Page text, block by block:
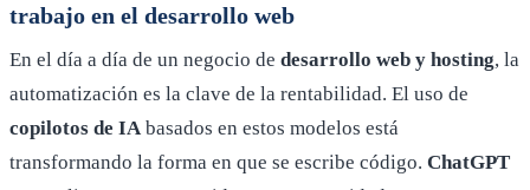
trabajo en el desarrollo web
En el día a día de un negocio de desarrollo web y hosting, la
automatización es la clave de la rentabilidad. El uso de
copilotos de IA basados en estos modelos está
transformando la forma en que se escribe código. ChatGPT